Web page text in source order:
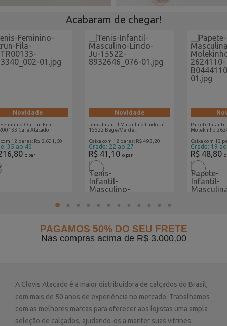
Acabaram de chegar!
Novidade
Feminino Outrun Fila
Café Atacado
com 12 pares: R$ 2.601,60
35 ao 40
o par
Novidade
Tênis Infantil Masculino Lindo Jú
15522 Bege/Verde...
Caixa com 12 pares: R$ 493,20
Grade: 22 ao 27
R$ 41,10 o par
Papete Infantil
Molekinho
Caixa com 12
Grade: 19
R$ 48,80
1 2 3 4 5 6 7 8 9 101112
PAGAMOS 50% DO SEU FRETE
Nas compras acima de R$ 3.000,00
A Clovis Atacado é a maior distribuidora de calçados do Brasil,
com mais de 50 anos de experiência no mercado. Trabalhamos
com as melhores marcas para oferecer aos lojistas uma ampla
seleção de calçados, ajudando-os a manter suas vitrines